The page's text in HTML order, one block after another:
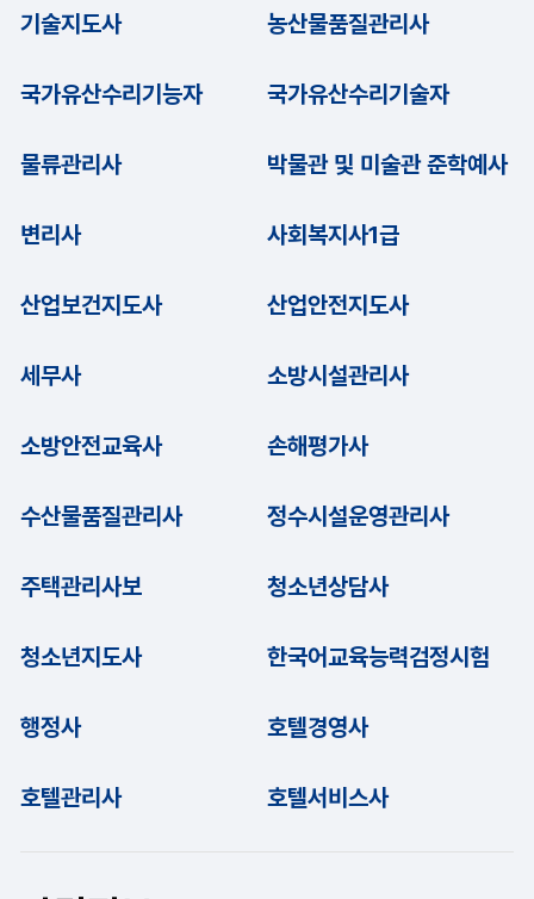
기술지도사 농산물품질관리사
국가유산수리기능자 국가유산수리기술자
물류관리사 박물관 및 미술관 준학예사
변리사 사회복지사1급
산업보건지도사 산업안전지도사
세무사 소방시설관리사
소방안전교육사 손해평가사
수산물품질관리사 정수시설운영관리사
주택관리사보 청소년상담사
청소년지도사 한국어교육능력검정시험
행정사 호텔경영사
호텔관리사 호텔서비스사